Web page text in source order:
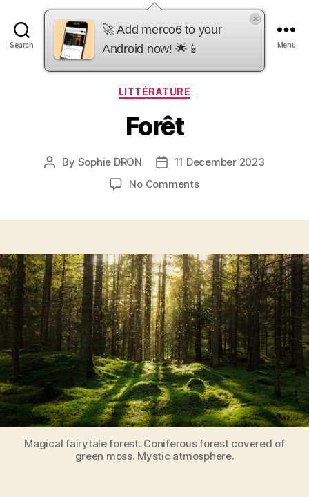
Search
merco6
Menu
Categories
LITTÉRATURE
Forêt
Post
By Sophie DRON
Post11 December 2023
No Commentson
Magical fairytale forest. Coniferous forest covered of
green moss. Mystic atmosphere.
🚀 Add merco6 to your
Android now! 🌟📱
×